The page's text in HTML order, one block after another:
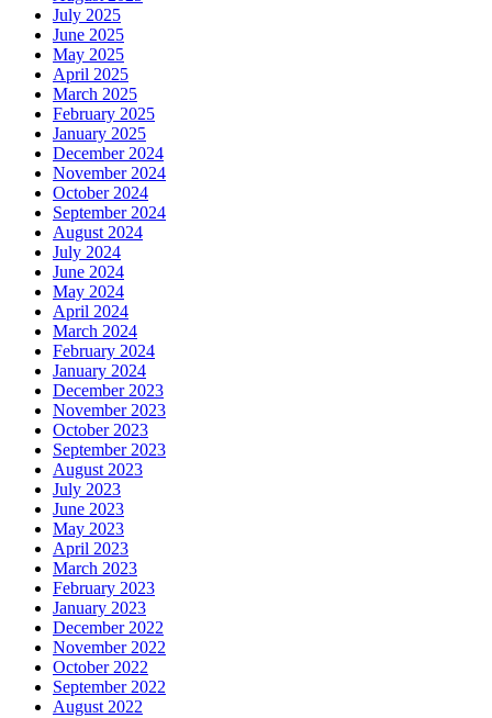
July 2025
June 2025
May 2025
April 2025
March 2025
February 2025
January 2025
December 2024
November 2024
October 2024
September 2024
August 2024
July 2024
June 2024
May 2024
April 2024
March 2024
February 2024
January 2024
December 2023
November 2023
October 2023
September 2023
August 2023
July 2023
June 2023
May 2023
April 2023
March 2023
February 2023
January 2023
December 2022
November 2022
October 2022
September 2022
August 2022